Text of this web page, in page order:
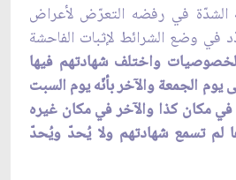
الشدّة في رفضه التعرّض لأعراض
في وضع الشرائط لإثبات الفاحشة
واختلف شهادتهم فيها
الجمعة والآخر بأنّه يوم السبت
مكان كذا والآخر في مكان غيره
لم تسمع شهادتهم ولا يُحدّ ويُحدّ